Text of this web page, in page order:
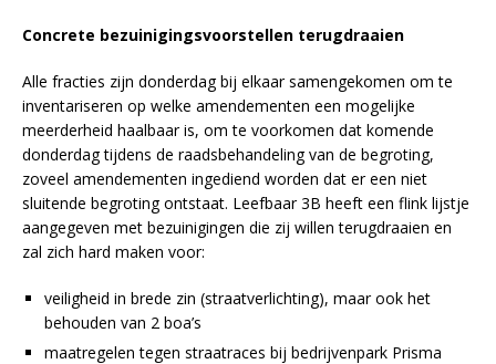
Concrete bezuinigingsvoorstellen terugdraaien
Alle fracties zijn donderdag bij elkaar samengekomen om te
inventariseren op welke amendementen een mogelijke
meerderheid haalbaar is, om te voorkomen dat komende
donderdag tijdens de raadsbehandeling van de begroting,
zoveel amendementen ingediend worden dat er een niet
sluitende begroting ontstaat. Leefbaar 3B heeft een flink lijstje
aangegeven met bezuinigingen die zij willen terugdraaien en
zal zich hard maken voor:
veiligheid in brede zin (straatverlichting), maar ook het
behouden van 2 boa’s
maatregelen tegen straatraces bij bedrijvenpark Prisma